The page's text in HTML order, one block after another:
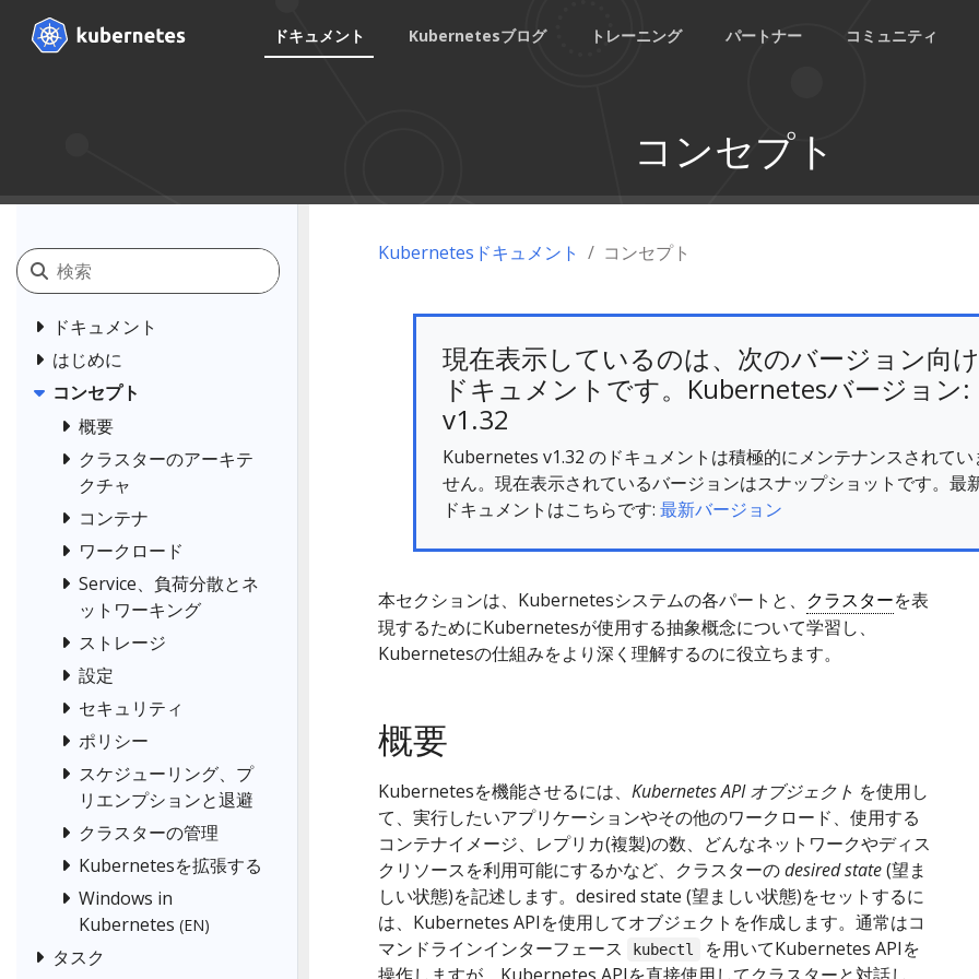
ドキュメント Kubernetesブログ トレーニング パートナー コミュニティ
コンセプト
ドキュメント
はじめに
コンセプト
概要
クラスターのアーキテ
クチャ
コンテナ
ワークロード
Service、負荷分散とネ
ットワーキング
ストレージ
設定
セキュリティ
ポリシー
スケジューリング、プ
リエンプションと退避
クラスターの管理
Kubernetesを拡張する
Windows in
Kubernetes (EN)
タスク
Kubernetesドキュメント コンセプト
現在表示しているのは、次のバージョン向
ドキュメントです。Kubernetesバージョン:
v1.32
Kubernetes v1.32 のドキュメントは積極的にメンテナンスされてい
せん。現在表示されているバージョンはスナップショットです。最
ドキュメントはこちらです: 最新バージョン
本セクションは、Kubernetesシステムの各パートと、 クラスターを表
現するためにKubernetesが使用する抽象概念について学習し、
Kubernetesの仕組みをより深く理解するのに役立ちます。
概要
Kubernetesを機能させるには、 Kubernetes API オブジェクト を使用し
て、実行したいアプリケーションやその他のワークロード、使用する
コンテナイメージ、レプリカ(複製)の数、どんなネットワークやディス
クリソースを利用可能にするかなど、クラスターのdesired state(望ま
しい状態)を記述します。desired state (望ましい状態)をセットするに
は、Kubernetes APIを使用してオブジェクトを作成します。通常はコ
マンドラインインターフェース
kubectl
を用いてKubernetes APIを